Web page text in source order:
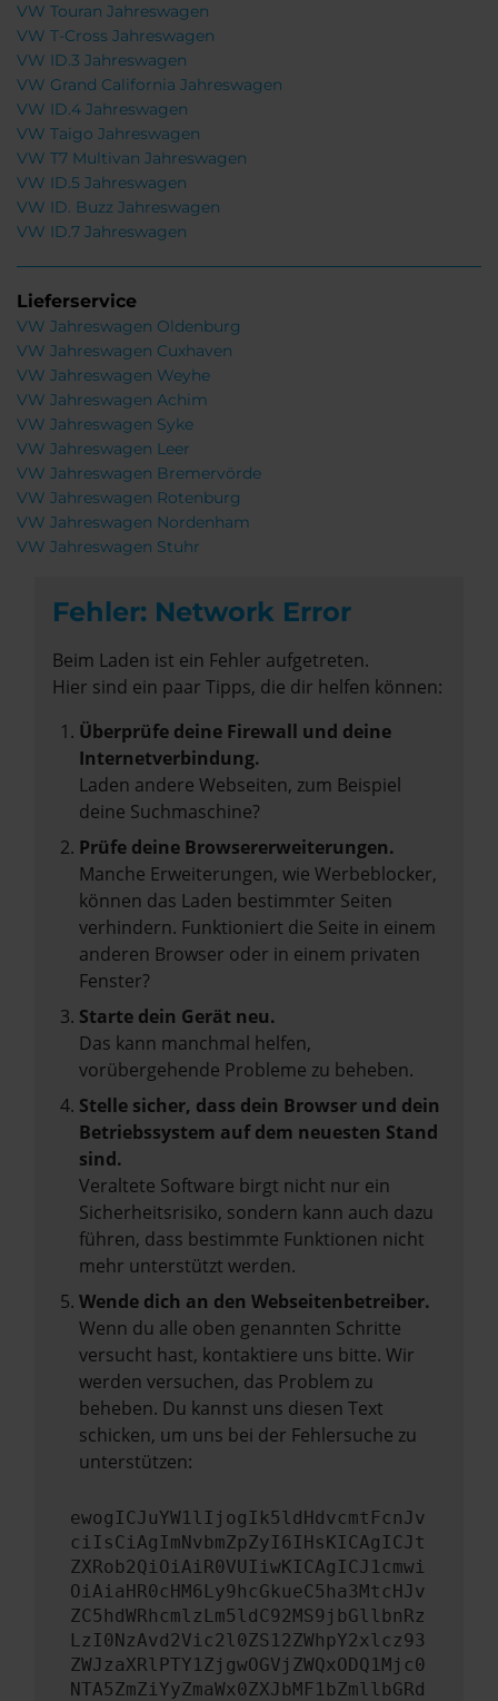
VW Touran Jahreswagen
VW T-Cross Jahreswagen
VW ID.3 Jahreswagen
VW Grand California Jahreswagen
VW ID.4 Jahreswagen
VW Taigo Jahreswagen
VW T7 Multivan Jahreswagen
VW ID.5 Jahreswagen
VW ID. Buzz Jahreswagen
VW ID.7 Jahreswagen
Lieferservice
VW Jahreswagen Oldenburg
VW Jahreswagen Cuxhaven
VW Jahreswagen Weyhe
VW Jahreswagen Achim
VW Jahreswagen Syke
VW Jahreswagen Leer
VW Jahreswagen Bremervörde
VW Jahreswagen Rotenburg
VW Jahreswagen Nordenham
VW Jahreswagen Stuhr
Fehler: Network Error
Beim Laden ist ein Fehler aufgetreten.
Hier sind ein paar Tipps, die dir helfen können:
Überprüfe deine Firewall und deine
Internetverbindung.
Laden andere Webseiten, zum Beispiel
deine Suchmaschine?
Prüfe deine Browsererweiterungen.
Manche Erweiterungen, wie Werbeblocker,
können das Laden bestimmter Seiten
verhindern. Funktioniert die Seite in einem
anderen Browser oder in einem privaten
Fenster?
Starte dein Gerät neu.
Das kann manchmal helfen,
vorübergehende Probleme zu beheben.
Stelle sicher, dass dein Browser und dein
Betriebssystem auf dem neuesten Stand
sind.
Veraltete Software birgt nicht nur ein
Sicherheitsrisiko, sondern kann auch dazu
führen, dass bestimmte Funktionen nicht
mehr unterstützt werden.
Wende dich an den Webseitenbetreiber.
Wenn du alle oben genannten Schritte
versucht hast, kontaktiere uns bitte. Wir
werden versuchen, das Problem zu
beheben. Du kannst uns diesen Text
schicken, um uns bei der Fehlersuche zu
unterstützen:
ewogICJuYW1lIjogIk5ldHdvcmtFcnJv
ciIsCiAgImNvbmZpZyI6IHsKICAgICJt
ZXRob2QiOiAiR0VUIiwKICAgICJ1cmwi
OiAiaHR0cHM6Ly9hcGkueC5ha3MtcHJv
ZC5hdWRhcmlzLm5ldC92MS9jbGllbnRz
LzI0NzAvd2Vic2l0ZS12ZWhpY2xlcz93
ZWJzaXRlPTY1ZjgwOGVjZWQxODQ1Mjc0
NTA5ZmZiYyZmaWx0ZXJbMF1bZmllbGRd